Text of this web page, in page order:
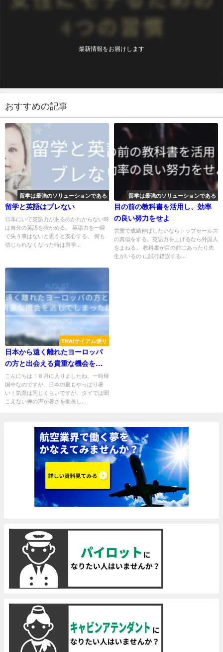
最新情報をお届けします
おすすめの記事
留学は最強のソリューションである
留学と英語はブレない
日本にいて英語力があるのかわからない時
は自分の英語を確かめる。 英語力を一瞬
で失う事はないと思うと安心する。 何も
信じられなくなった時は留学...
留学は最強のソリューションである
目の前の教科書を活用し、効率
の良い努力をせよ
営業で成績伸ばしたいならトップセールス
の真似をする。英語力を上げるなら外国人
をまねる。 教科書が目の前にあったり先
生がいるの に試行錯誤する...
THAIサイアム便り
日本から遠く離れたヨーロッパ
の方と出会える貴重な機会を逃
してしまった話：熊本一時帰国
中
こんにちは！８月に入りましたね。一時帰
国中なのですが、日本の夏もやっぱり暑
い！気温は同じくらいですが、タイでは聞
こえない蝉の声が暑さを助長し...